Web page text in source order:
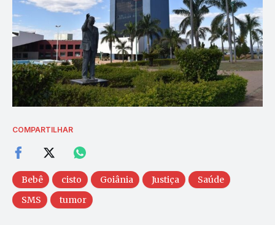
COMPARTILHAR
Bebê cisto Goiânia Justiça
Saúde
SMS
tumor